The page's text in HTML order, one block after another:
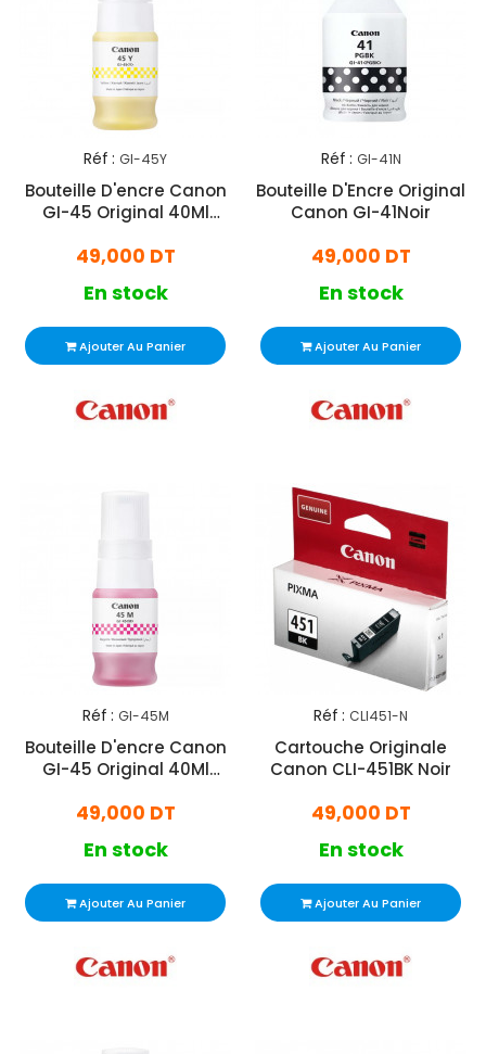
Réf : GI-45Y
Bouteille D'encre Canon
GI-45 Original 40Ml
49,000 DT
En stock
Ajouter Au Panier
Réf : GI-41N
Bouteille D'Encre Original
Canon GI-41Noir
49,000 DT
En stock
Ajouter Au Panier
Réf : GI-45M
Bouteille D'encre Canon
GI-45 Original 40Ml
49,000 DT
En stock
Ajouter Au Panier
Réf : CLI451-N
Cartouche Originale
Canon CLI-451BK Noir
49,000 DT
En stock
Ajouter Au Panier